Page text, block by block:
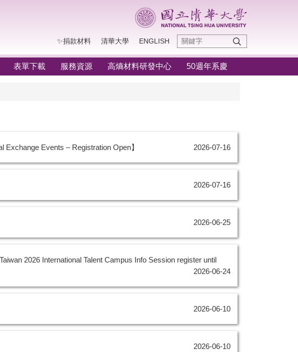
✨捐款材料 清華大學 ENGLISH
表單下載 服務資源 高熵材料研發中心 50週年系慶
Events – Registration Open】 2026-07-16
2026-07-16
2026-06-25
2026 International Talent Campus Info Session register until
2026-06-24
2026-06-10
2026-06-10